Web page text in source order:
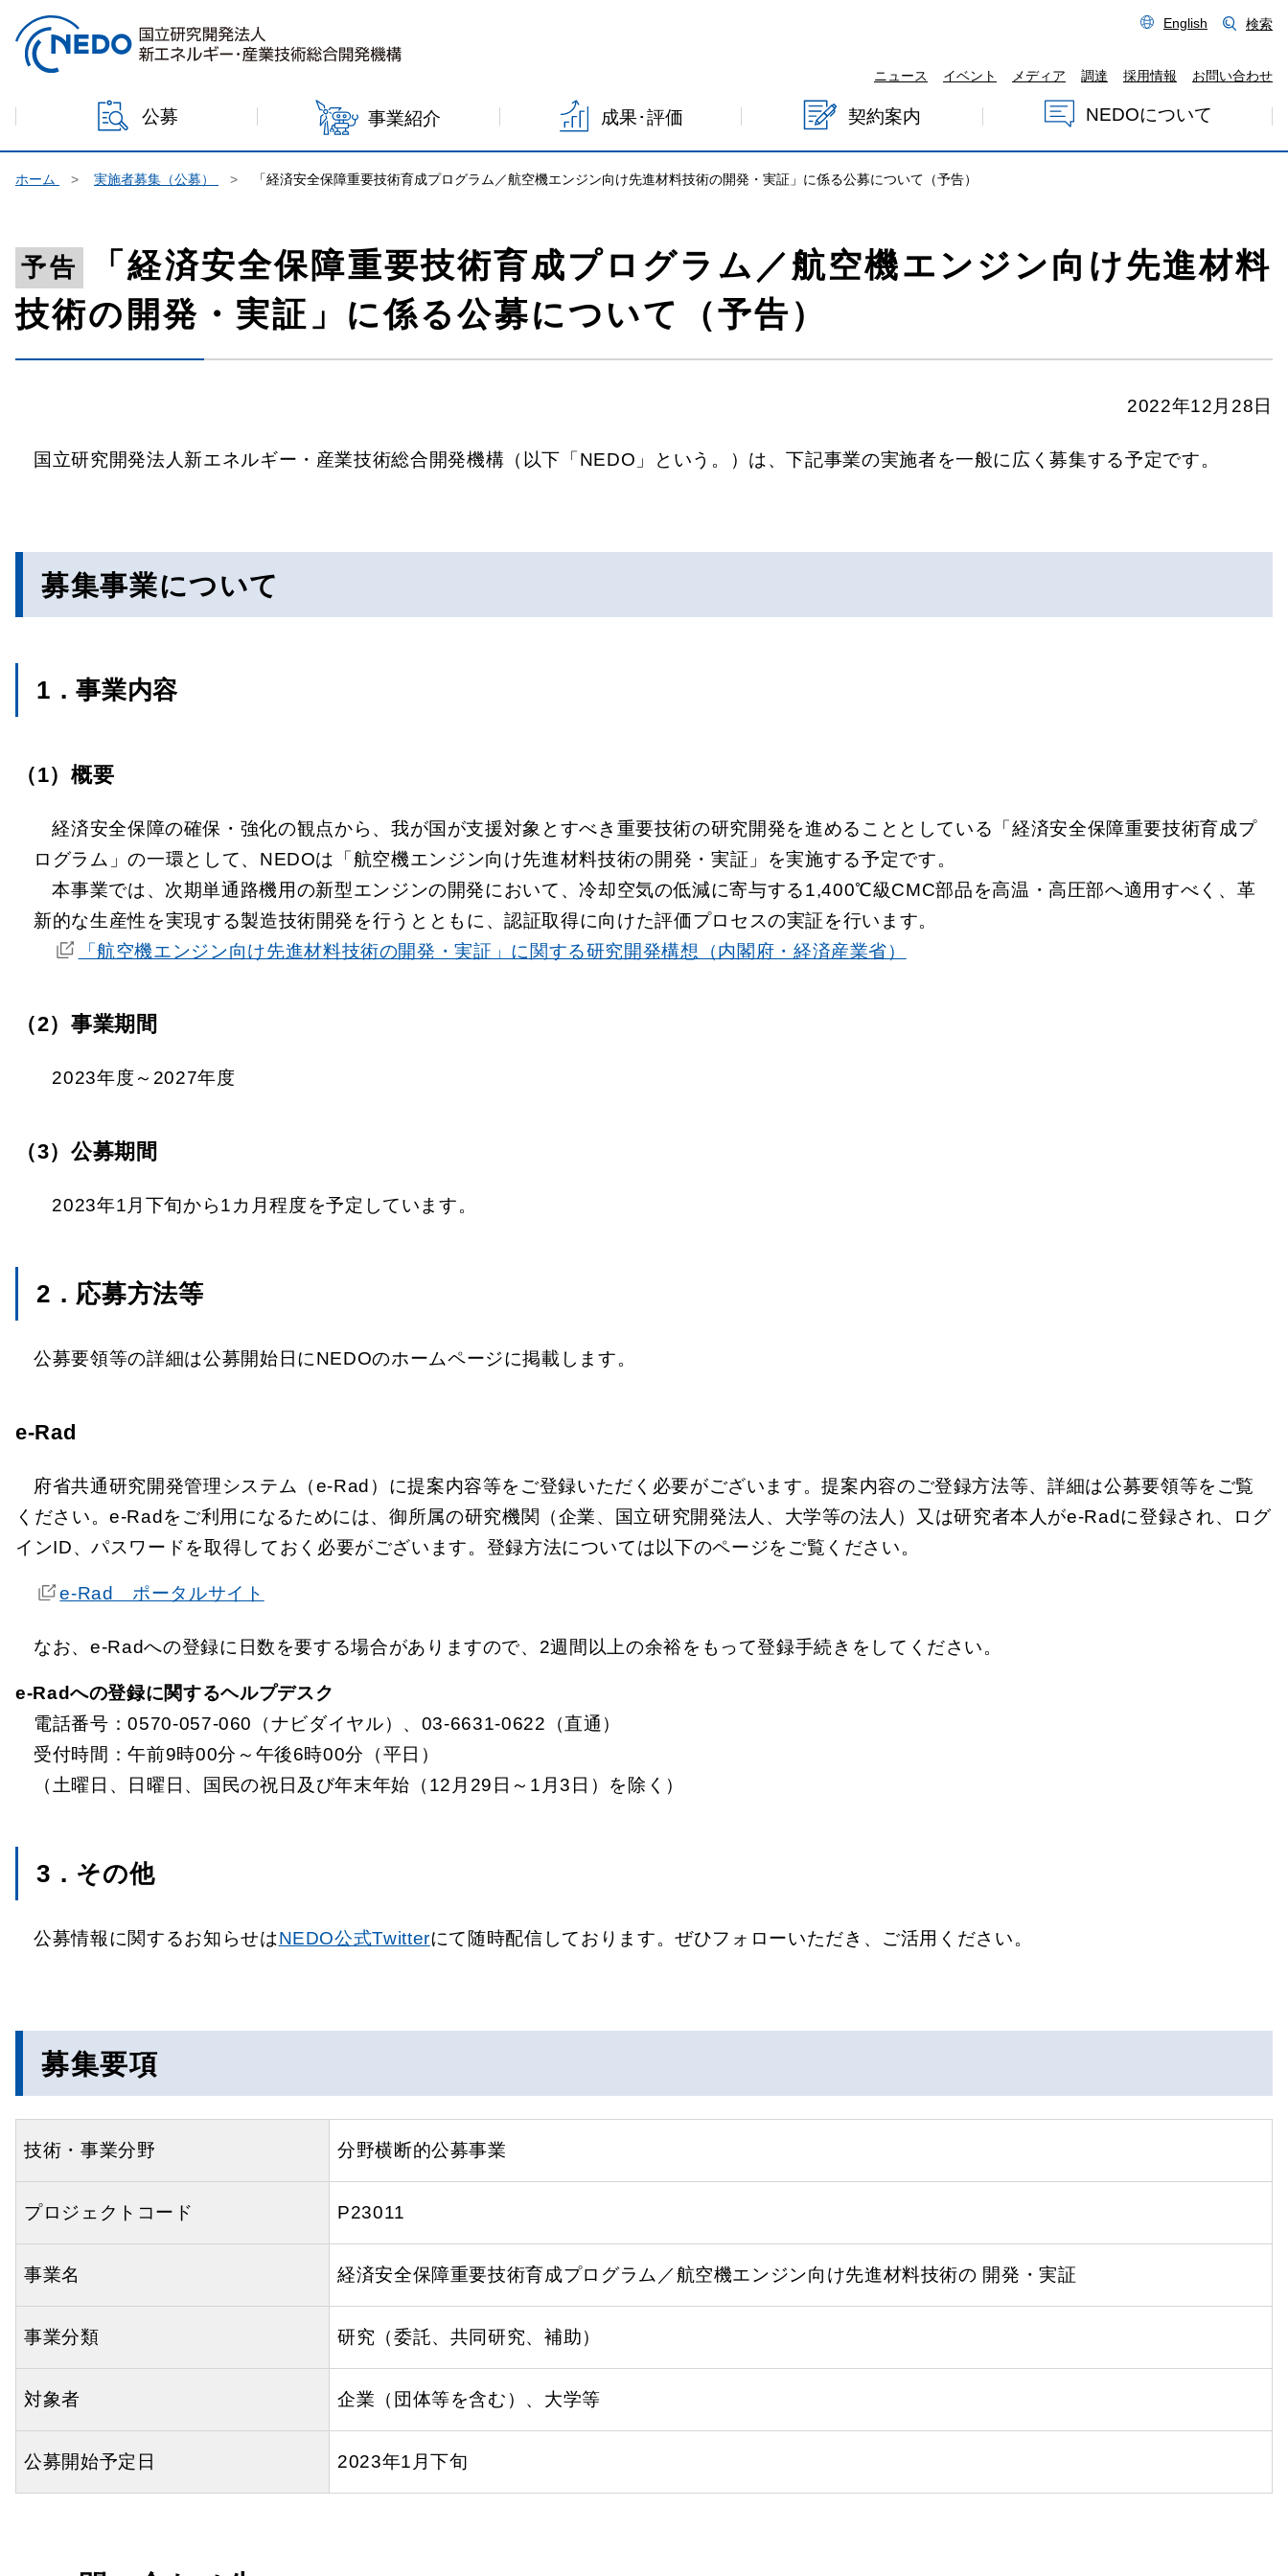
本文へジャンプ
English 検索
ニュース イベント メディア 調達 採用情報 お問い合わせ
公募 事業紹介 成果･評価 契約案内 NEDOについて
ホーム 実施者募集（公募） 「経済安全保障重要技術育成プログラム／航空機エンジン向け先進材料技術の開発・実証」に係る公募について（予告）
予告
「経済安全保障重要技術育成プログラム／航空機エンジン向け先進材料
技術の開発・実証」に係る公募について（予告）
2022年12月28日
国立研究開発法人新エネルギー・産業技術総合開発機構（以下「NEDO」という。）は、下記事業の実施者を一般に広く募集する予定です。
募集事業について
1．事業内容
（1）概要
経済安全保障の確保・強化の観点から、我が国が支援対象とすべき重要技術の研究開発を進めることとしている「経済安全保障重要技術育成プ
ログラム」の一環として、NEDOは「航空機エンジン向け先進材料技術の開発・実証」を実施する予定です。
本事業では、次期単通路機用の新型エンジンの開発において、冷却空気の低減に寄与する1,400℃級CMC部品を高温・高圧部へ適用すべく、革
新的な生産性を実現する製造技術開発を行うとともに、認証取得に向けた評価プロセスの実証を行います。
「航空機エンジン向け先進材料技術の開発・実証」に関する研究開発構想（内閣府・経済産業省）
（2）事業期間
2023年度～2027年度
（3）公募期間
2023年1月下旬から1カ月程度を予定しています。
2．応募方法等
公募要領等の詳細は公募開始日にNEDOのホームページに掲載します。
e-Rad
府省共通研究開発管理システム（e-Rad）に提案内容等をご登録いただく必要がございます。提案内容のご登録方法等、詳細は公募要領等をご覧
ください。e-Radをご利用になるためには、御所属の研究機関（企業、国立研究開発法人、大学等の法人）又は研究者本人がe-Radに登録され、ログ
インID、パスワードを取得しておく必要がございます。登録方法については以下のページをご覧ください。
e-Rad ポータルサイト
なお、e-Radへの登録に日数を要する場合がありますので、2週間以上の余裕をもって登録手続きをしてください。
e-Radへの登録に関するヘルプデスク
電話番号：0570-057-060（ナビダイヤル）、03-6631-0622（直通）
受付時間：午前9時00分～午後6時00分（平日）
（土曜日、日曜日、国民の祝日及び年末年始（12月29日～1月3日）を除く）
3．その他
公募情報に関するお知らせはNEDO公式Twitterにて随時配信しております。ぜひフォローいただき、ご活用ください。
募集要項
技術・事業分野 分野横断的公募事業
プロジェクトコード P23011
事業名 経済安全保障重要技術育成プログラム／航空機エンジン向け先進材料技術の 開発・実証
事業分類 研究（委託、共同研究、補助）
対象者 企業（団体等を含む）、大学等
公募開始予定日 2023年1月下旬